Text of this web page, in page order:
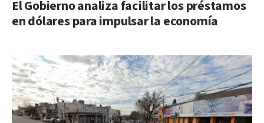
El Gobierno analiza facilitar los préstamos
en dólares para impulsar la economía